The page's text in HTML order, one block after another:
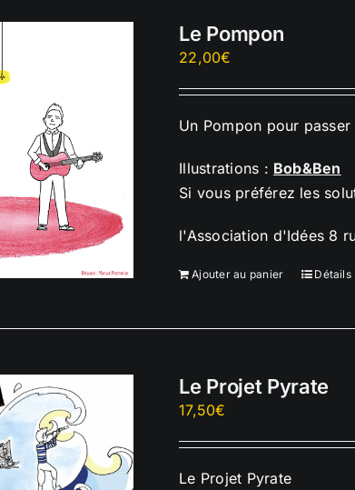
Le Pompon
22,00€
Un Pompon pour
Illustrations : Bob&Ben
Si vous préférez les
l'Association d'Idées 8
Ajouter au panier Détails
Le Projet Pyrate
17,50€
Le Projet Pyrate